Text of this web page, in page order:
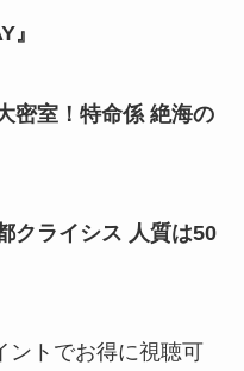
室！特命係 絶海の
ライシス 人質は50
ントでお得に視聴可